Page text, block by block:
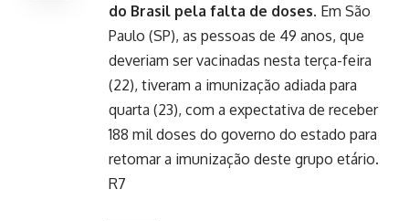
do Brasil pela falta de doses. Em São
Paulo (SP), as pessoas de 49 anos, que
deveriam ser vacinadas nesta terça-feira
(22), tiveram a imunização adiada para
quarta (23), com a expectativa de receber
188 mil doses do governo do estado para
retomar a imunização deste grupo etário.
R7